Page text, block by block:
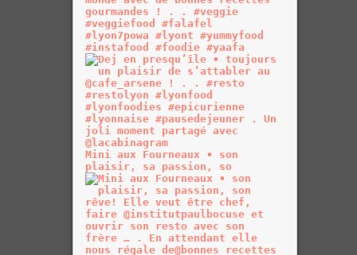
Mini aux Fourneaux • son
plaisir, sa passion, so